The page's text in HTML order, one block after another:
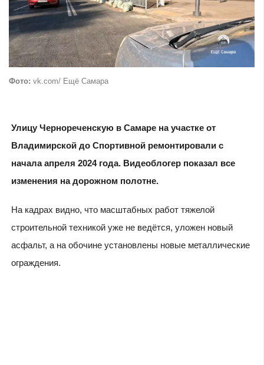
Фото: vk.com/ Ещё Самара
Улицу Чернореченскую в Самаре на участке от
Владимирской до Спортивной ремонтировали с
начала апреля 2024 года. Видеоблогер показал все
изменения на дорожном полотне.
На кадрах видно, что масштабных работ тяжелой
строительной техникой уже не ведётся, уложен новый
асфальт, а на обочине установлены новые металлические
ограждения.